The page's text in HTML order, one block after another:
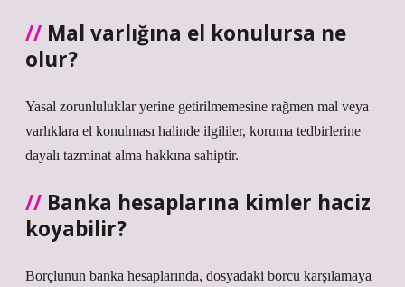
Mal varlığına el konulursa ne
olur?
Yasal zorunluluklar yerine getirilmemesine rağmen mal veya
varlıklara el konulması halinde ilgililer, koruma tedbirlerine
dayalı tazminat alma hakkına sahiptir.
Banka hesaplarına kimler haciz
koyabilir?
Borçlunun banka hesaplarında, dosyadaki borcu karşılamaya